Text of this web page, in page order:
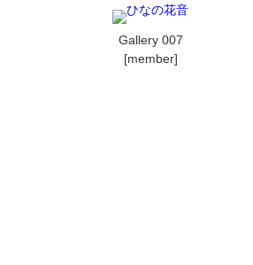
Gallery 007
[member]